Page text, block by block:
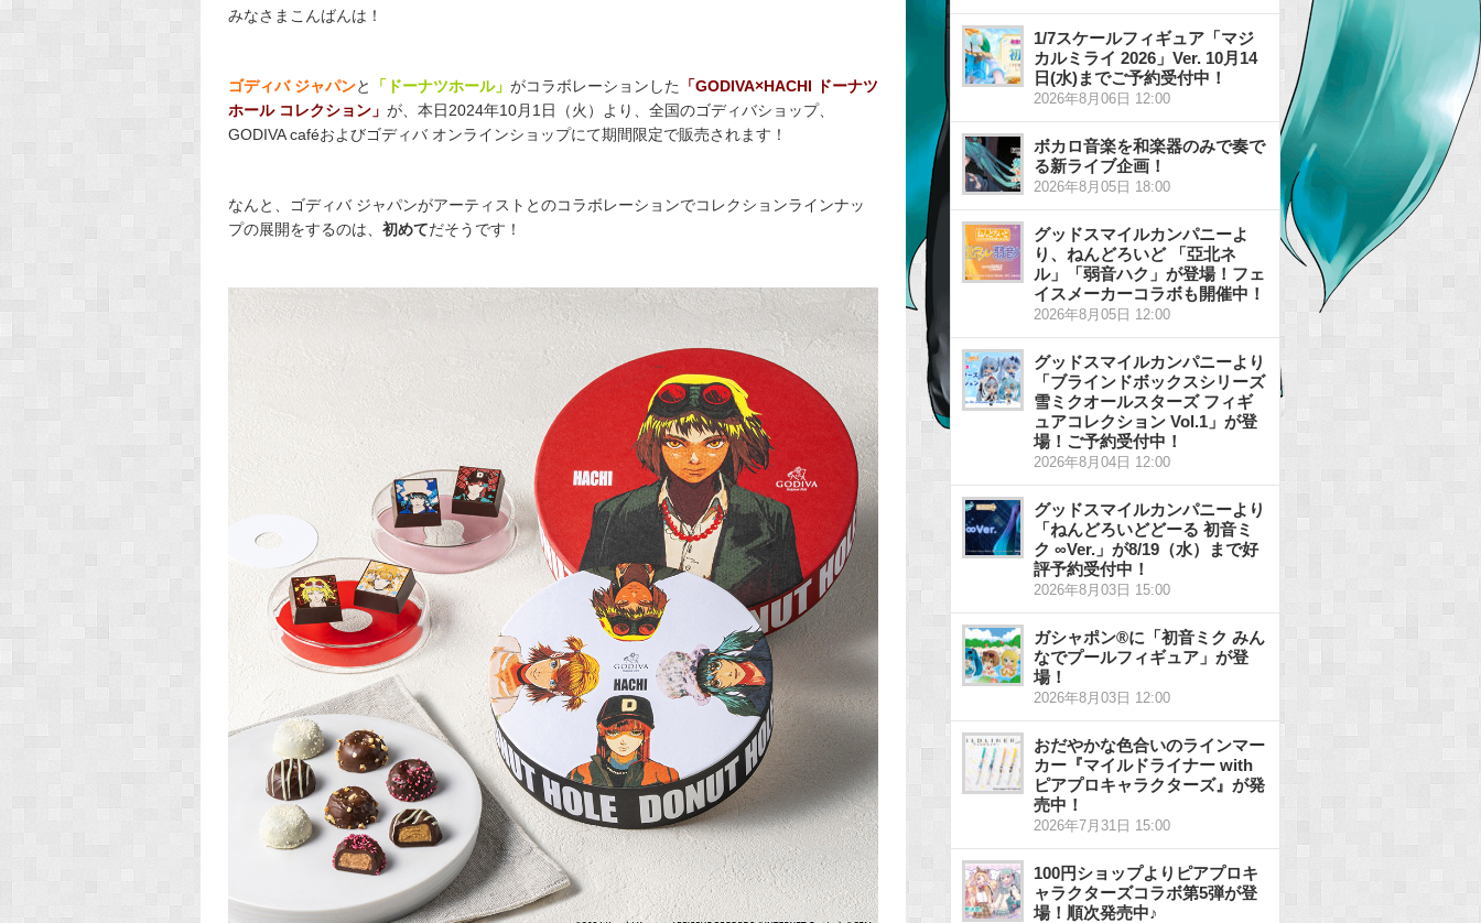
c
b
o
o
みなさまこんばんは！
ゴディバ ジャパンと 「ドーナツホール」 がコラボレーションした
「GODIVA×HACHI ドーナツ
ホール コレクション」 が、本日2024年10月1日（火）より、全国のゴディバショップ、
GODIVA caféおよびゴディバ オンラインショップにて期間限定で販売されます！
なんと、ゴディバ ジャパンがアーティストとのコラボレーションでコレクションラインナッ
プの展開をするのは、 初めてだそうです！
1/7スケールフィギュア「マジ
カルミライ 2026」Ver. 10月14
日(水)までご予約受付中！
2026年8月06日 12:00
ボカロ音楽を和楽器のみで奏で
る新ライブ企画！
2026年8月05日 18:00
グッドスマイルカンパニーよ
り、ねんどろいど 「亞北ネ
ル」「弱音ハク」が登場！フェ
イスメーカーコラボも開催中！
2026年8月05日 12:00
グッドスマイルカンパニーより
「ブラインドボックスシリーズ
雪ミクオールスターズ フィギ
ュアコレクション Vol.1」が登
場！ご予約受付中！
2026年8月04日 12:00
グッドスマイルカンパニーより
「ねんどろいどどーる 初音ミ
ク ∞Ver.」が8/19（水）まで好
評予約受付中！
2026年8月03日 15:00
ガシャポン®に「初音ミク みん
なでプールフィギュア」が登
場！
2026年8月03日 12:00
おだやかな色合いのラインマー
カー『マイルドライナー with
ピアプロキャラクターズ』が発
売中！
2026年7月31日 15:00
100円ショップよりピアプロキ
ャラクターズコラボ第5弾が登
場！順次発売中♪